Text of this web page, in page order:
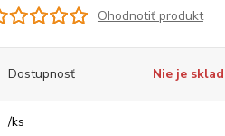
Ohodnotiť produkt
Dostupnosť Nie je
/ks